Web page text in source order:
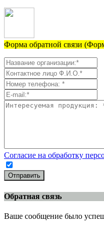
Форма обратной связи
Согласие на обработку
Отправить
Обратная связь
Ваше сообщение было